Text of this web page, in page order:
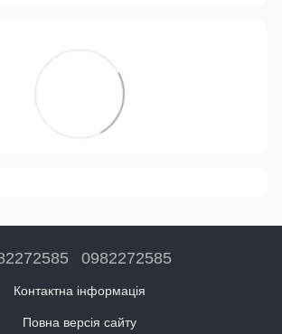
0982272585
Контактна інформація
Повна версія сайту